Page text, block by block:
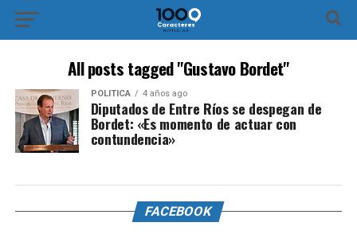
All posts tagged "Gustavo Bordet"
POLÍTICA 4 años ago
Diputados de Entre Ríos se despegan de
Bordet: «Es momento de actuar con
contundencia»
FACEBOOK